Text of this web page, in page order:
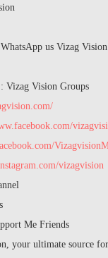
us Vizag
Vizag Vision Groups
vizagvision
Me Friends
your ultimate source